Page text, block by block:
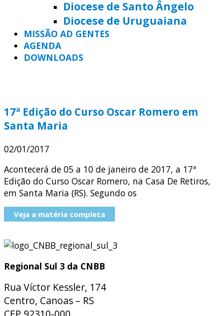
Diocese de Santo Ângelo
Diocese de Uruguaiana
MISSÃO AD GENTES
AGENDA
DOWNLOADS
17ª Edição do Curso Oscar Romero em
Santa Maria
02/01/2017
Acontecerá de 05 a 10 de janeiro de 2017, a 17ª
Edição do Curso Oscar Romero, na Casa De Retiros,
em Santa Maria (RS). Segundo os
Veja a matéria completa
Regional Sul 3 da CNBB
Rua Víctor Kessler, 174
Centro, Canoas – RS